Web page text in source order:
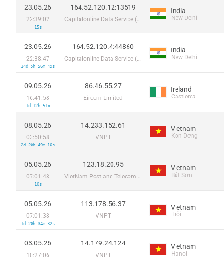
23.05.26
22:39:02
15s
164.52.120.12:13519
Capitalonline Data Service (HK) Co
India
New Delhi
23.05.26
22:38:47
14d 5h 56m 49s
164.52.120.4:44860
Capitalonline Data Service (HK) Co
India
New Delhi
09.05.26
16:41:58
1d 12h 51m
86.46.55.27
Eircom Limited
Ireland
Castlerea
08.05.26
03:50:58
2d 20h 49m 10s
14.233.152.61
VNPT
Vietnam
Kon Dơng
05.05.26
07:01:48
10s
123.18.20.95
VietNam Post and Telecom Corporation
Vietnam
Bút Sơn
05.05.26
07:01:38
1d 20h 34m 32s
113.178.56.37
VNPT
Vietnam
Trôi
03.05.26
10:27:06
14.179.24.124
VNPT
Vietnam
Hanoi